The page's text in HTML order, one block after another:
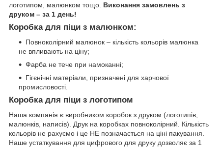
логотипом, малюнком тощо. Виконання замовлень з
друком – за 1 день!
Коробка для піци з малюнком:
Повноколірний малюнок – кількість кольорів малюнка
не впливають на ціну;
Фарба не тече при намоканні;
Гігєнічні матеріали, призначені для харчової
промисловості.
Коробка для піци з логотипом
Наша компанія є виробником коробок з друком (логотипів,
малюнків, написів). Друк на коробках повноколірний. Кількість
кольорів не рахуємо і це НЕ позначається на ціні пакування.
Наше устаткування для цифрового для друку дозволяє за 1